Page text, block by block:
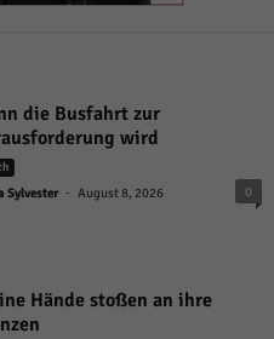
die Busfahrt zur
wird
Sylvester - August 8, 2026 0
Hände stoßen an ihre